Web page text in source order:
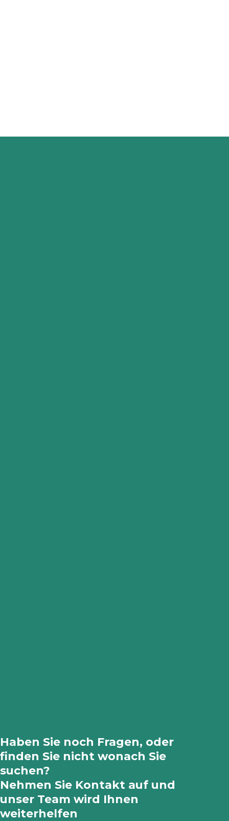
Haben Sie noch Fragen, oder
finden Sie nicht wonach Sie
suchen?
Nehmen Sie Kontakt auf und
unser Team wird Ihnen
weiterhelfen